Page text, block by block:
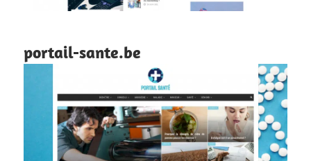
portail-sante.be